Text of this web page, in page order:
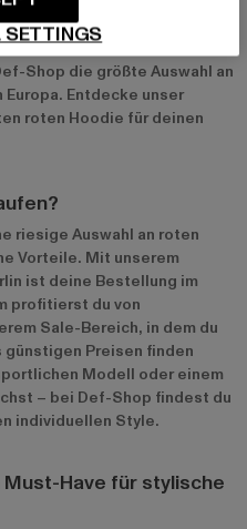
beliebtesten Marken
über 22.500 Artikeln und
Shop die größte Auswahl an
Entdecke unser
roten Hoodie für deinen
riesige Auswahl an roten
Vorteile. Mit unserem
ist deine Bestellung im
profitierst du von
Sale-Bereich, in dem du
Preisen finden
Modell oder einem
– bei Def-Shop findest du
individuellen Style.
Have für stylische
SETTINGS